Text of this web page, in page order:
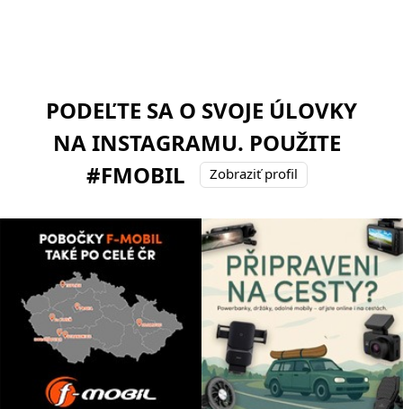
PODEĽTE SA O SVOJE ÚLOVKY
NA INSTAGRAMU. POUŽITE
#FMOBIL
Zobraziť profil